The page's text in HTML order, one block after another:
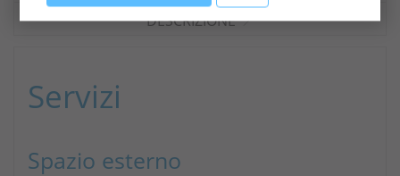
DESCRIZIONE
Servizi
Spazio esterno